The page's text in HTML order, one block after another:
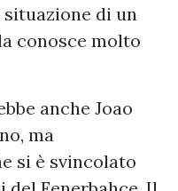
di un
conosce molto
anche Joao
ma
si è svincolato